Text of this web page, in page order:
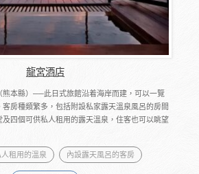
龍宮酒店
熊本縣）──此日式旅館沿着海岸而建，可以一覽
房種類繁多，包括附設私家露天溫泉風呂的房間
四個可供私人租用的露天溫泉，住客也可以眺望
租用的溫泉 內設露天風呂的客房